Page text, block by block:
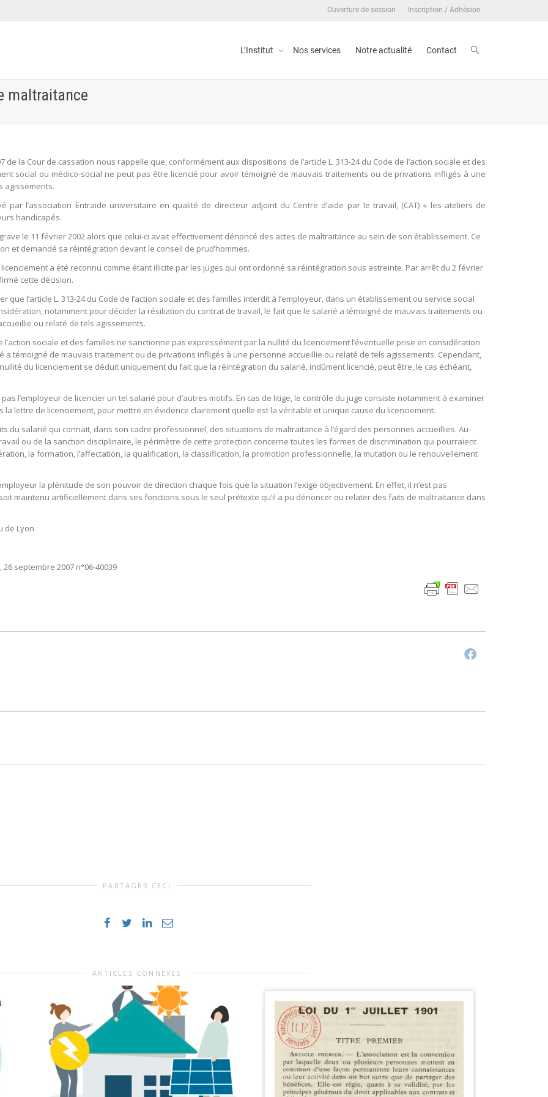
Ouverture de session Inscription / Adhésion
L’Institut Nos services Notre actualité Contact
maltraitance
de la Cour de cassation nous rappelle que, conformément aux dispositions de l’article L. 313-24 du Code de l’action sociale et des
social ou médico-social ne peut pas être licencié pour avoir témoigné de mauvais traitements ou de privations infligés à une
agissements.
par l’association Entraide universitaire en qualité de directeur adjoint du Centre d’aide par le travail, (CAT) « les ateliers de
handicapés.
le 11 février 2002 alors que celui-ci avait effectivement dénoncé des actes de maltraitance au sein de son établissement. Ce
et demandé sa réintégration devant le conseil de prud’hommes.
licenciement a été reconnu comme étant illicite par les juges qui ont ordonné sa réintégration sous astreinte. Par arrêt du 2 février
cette décision.
que l’article L. 313-24 du Code de l’action sociale et des familles interdit à l’employeur, dans un établissement ou service social
notamment pour décider la résiliation du contrat de travail, le fait que le salarié a témoigné de mauvais traitements ou
ou relaté de tels agissements.
l’action sociale et des familles ne sanctionne pas expressément par la nullité du licenciement l’éventuelle prise en considération
a témoigné de mauvais traitement ou de privations infligés à une personne accueillie ou relaté de tels agissements. Cependant,
du licenciement se déduit uniquement du fait que la réintégration du salarié, indûment licencié, peut être, le cas échéant,
l’employeur de licencier un tel salarié pour d’autres motifs. En cas de litige, le contrôle du juge consiste notamment à examiner
lettre de licenciement, pour mettre en évidence clairement quelle est la véritable et unique cause du licenciement.
du salarié qui connait, dans son cadre professionnel, des situations de maltraitance à l’égard des personnes accueillies. Au-
ou de la sanction disciplinaire, le périmètre de cette protection concerne toutes les formes de discrimination qui pourraient
la formation, l’affectation, la qualification, la classification, la promotion professionnelle, la mutation ou le renouvellement
la plénitude de son pouvoir de direction chaque fois que la situation l’exige objectivement. En effet, il n’est pas
maintenu artificiellement dans ses fonctions sous le seul prétexte qu’il a pu dénoncer ou relater des faits de maltraitance dans
de Lyon
septembre 2007 n°06-40039
PARTAGER CECI
ARTICLES CONNEXES